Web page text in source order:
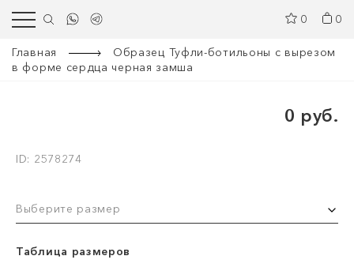
0 0
Главная
Образец Туфли-ботильоны с вырезом
в форме сердца черная замша
0 руб.
ID: 2578274
Выберите размер
Таблица размеров